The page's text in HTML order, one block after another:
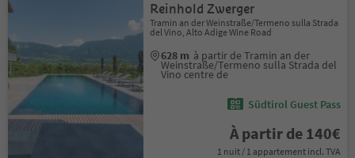
Reinhold Zwerger
Tramin an der Weinstraße/Termeno sulla Strada
del Vino, Alto Adige Wine Road
628 m à partir de Tramin an der
Weinstraße/Termeno sulla Strada del
Vino centre de
Südtirol Guest Pass
À partir de 140€
1 nuit / 1 appartement incl. TVA